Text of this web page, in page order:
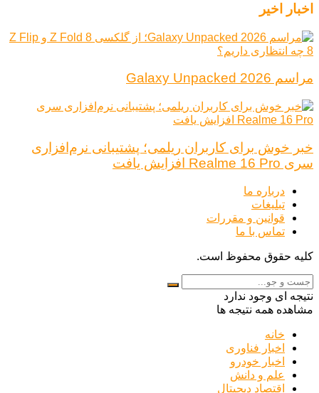
اخبار اخیر
مراسم Galaxy Unpacked 2026
خبر خوش برای کاربران ریلمی؛ پشتیبانی نرم‌افزاری
سری Realme 16 Pro افزایش یافت
درباره ما
تبلیغات
قوانین و مقررات
تماس با ما
کلیه حقوق محفوظ است.
نتیجه ای وجود ندارد
مشاهده همه نتیجه ها
خانه
اخبار فناوری
اخبار خودرو
علم و دانش
اقتصاد دیجیتال